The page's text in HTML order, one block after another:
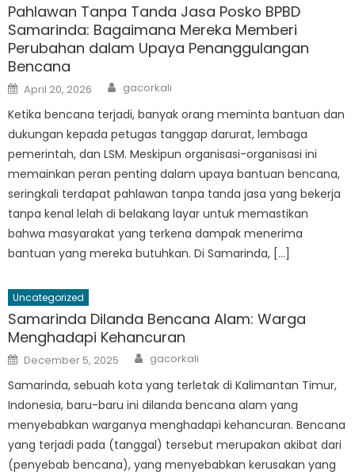
Pahlawan Tanpa Tanda Jasa Posko BPBD
Samarinda: Bagaimana Mereka Memberi
Perubahan dalam Upaya Penanggulangan
Bencana
Posted
on
April 20, 2026 Author
gacorkali
Ketika bencana terjadi, banyak orang meminta bantuan dan
dukungan kepada petugas tanggap darurat, lembaga
pemerintah, dan LSM. Meskipun organisasi-organisasi ini
memainkan peran penting dalam upaya bantuan bencana,
seringkali terdapat pahlawan tanpa tanda jasa yang bekerja
tanpa kenal lelah di belakang layar untuk memastikan
bahwa masyarakat yang terkena dampak menerima
bantuan yang mereka butuhkan. Di Samarinda, […]
Uncategorized
Samarinda Dilanda Bencana Alam: Warga
Menghadapi Kehancuran
Posted
on
December 5, 2025 Author
gacorkali
Samarinda, sebuah kota yang terletak di Kalimantan Timur,
Indonesia, baru-baru ini dilanda bencana alam yang
menyebabkan warganya menghadapi kehancuran. Bencana
yang terjadi pada (tanggal) tersebut merupakan akibat dari
(penyebab bencana), yang menyebabkan kerusakan yang